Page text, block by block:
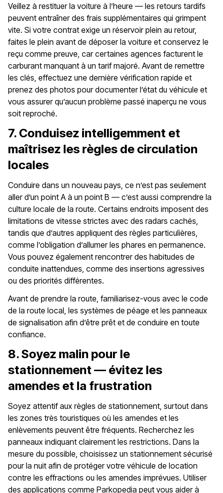
Veillez à restituer la voiture à l’heure — les retours tardifs
peuvent entraîner des frais supplémentaires qui grimpent
vite. Si votre contrat exige un réservoir plein au retour,
faites le plein avant de déposer la voiture et conservez le
reçu comme preuve, car certaines agences facturent le
carburant manquant à un tarif majoré. Avant de remettre
les clés, effectuez une dernière vérification rapide et
prenez des photos pour documenter l’état du véhicule et
vous assurer qu’aucun problème passé inaperçu ne vous
soit reproché.
7. Conduisez intelligemment et
maîtrisez les règles de circulation
locales
Conduire dans un nouveau pays, ce n’est pas seulement
aller d’un point A à un point B — c’est aussi comprendre la
culture locale de la route. Certains endroits imposent des
limitations de vitesse strictes avec des radars cachés,
tandis que d’autres appliquent des règles particulières,
comme l’obligation d’allumer les phares en permanence.
Vous pouvez également rencontrer des habitudes de
conduite inattendues, comme des insertions agressives
ou des priorités différentes.
Avant de prendre la route, familiarisez-vous avec le code
de la route local, les systèmes de péage et les panneaux
de signalisation afin d’être prêt et de conduire en toute
confiance.
8. Soyez malin pour le
stationnement — évitez les
amendes et la frustration
Soyez attentif aux règles de stationnement, surtout dans
les zones très touristiques où les amendes et les
enlèvements peuvent être fréquents. Recherchez les
panneaux indiquant clairement les restrictions. Dans la
mesure du possible, choisissez un stationnement sécurisé
pour la nuit afin de protéger votre véhicule de location
contre les effractions ou les amendes imprévues. Utiliser
des applications comme Parkopedia peut vous aider à